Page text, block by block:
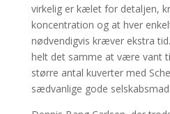
virkelig er kælet for detaljen,
koncentration og at hver
nødvendigvis kræver ekstra
helt det samme at være vant
større antal kuverter med
sædvanlige gode selskabsmad.